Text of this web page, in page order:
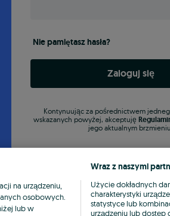
Nie pamiętasz hasła?
Zaloguj się
Kontynuując za pośrednictwem
wskazanych powyżej, akceptuję
jego aktualnym
na urządzeniu,
osobowych.
lub w
Wraz z naszymi
Użycie dokładnych
charakterystyki
statystyce lub
urządzeniu lub dostęp